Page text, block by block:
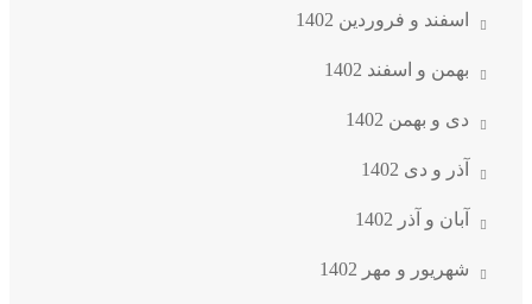
اسفند و فروردین 1402
بهمن و اسفند 1402
دی و بهمن 1402
آذر و دی 1402
آبان و آذر 1402
شهریور و مهر 1402